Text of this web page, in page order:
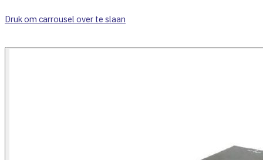
Druk om carrousel over te slaan